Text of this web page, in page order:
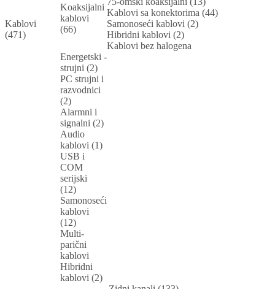
Kablovi
(471)
Koaksijalni
kablovi
(66)
Kablovi sa konektorima (44)
Samonoseći kablovi (2)
Hibridni kablovi (2)
Kablovi bez halogena
Energetski -
strujni (2)
PC strujni i
razvodnici
(2)
Alarmni i
signalni (2)
Audio
kablovi (1)
USB i
COM
serijski
(12)
Samonoseći
kablovi
(12)
Multi-
parični
kablovi
Hibridni
kablovi (2)